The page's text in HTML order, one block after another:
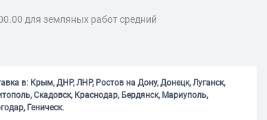
для земляных работ средний
в: Крым, ДНР, ЛНР, Ростов на Дону, Донецк, Луганск,
Скадовск, Краснодар, Бердянск, Мариуполь,
Геническ.